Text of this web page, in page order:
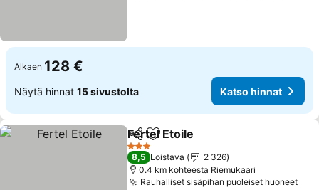
Alkaen 128 €
Näytä hinnat 15 sivustolta Katso hinnat
Jaa Lisää suosikkeihin
Fertel Etoile
3 Tähtiluokitus
8,5 Loistava
2 326
0.4 km kohteesta Riemukaari
Rauhalliset sisäpihan puoleiset huoneet